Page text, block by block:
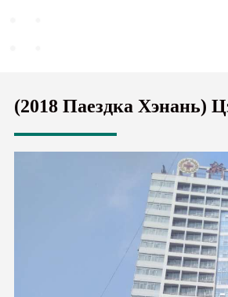
(2018 Паездка Хэнань)